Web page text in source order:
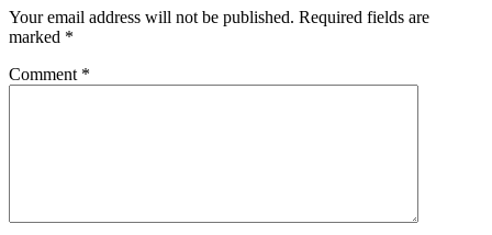
Your email address will not be published. Required fields are
marked *
Comment *